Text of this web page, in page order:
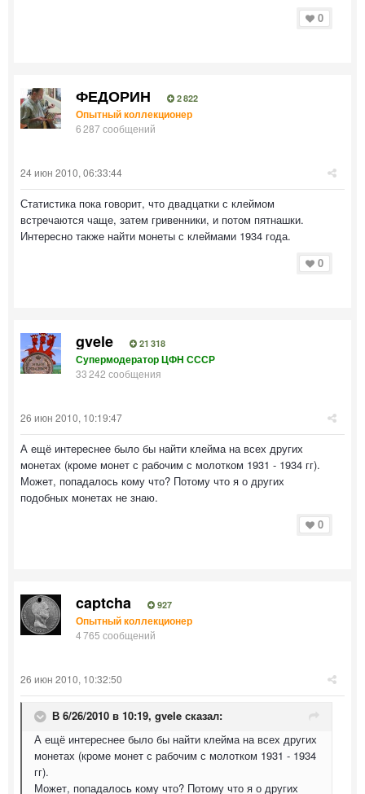
0
ФЕДОРИН 2 822
Опытный коллекционер
6 287 сообщений
24 июн 2010, 06:33:44
Статистика пока говорит, что двадцатки с клеймом
встречаются чаще, затем гривенники, и потом пятнашки.
Интересно также найти монеты с клеймами 1934 года.
0
gvele 21 318
Супермодератор ЦФН СССР
33 242 сообщения
26 июн 2010, 10:19:47
А ещё интереснее было бы найти клейма на всех других
монетах (кроме монет с рабочим с молотком 1931 - 1934 гг).
Может, попадалось кому что? Потому что я о других
подобных монетах не знаю.
0
captcha 927
Опытный коллекционер
4 765 сообщений
26 июн 2010, 10:32:50
В 6/26/2010 в 10:19, gvele сказал:
А ещё интереснее было бы найти клейма на всех других
монетах (кроме монет с рабочим с молотком 1931 - 1934
гг).
Может, попадалось кому что? Потому что я о других